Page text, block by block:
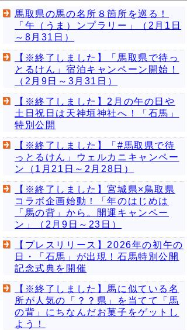
馬取県の馬の名所８箇所を巡る！
「午（うま）ンプラリー」（2月1日
～8月31日）
【※終了しました】「馬取県で待っ
とるけん」宿泊キャンペーン開始！
（2月9日～3月31日）
【※終了しました】2月の午の日や
土日祝日は天神垣神社へ！「石馬」
特別公開
【※終了しました】「#馬取県で待
っとるけん」ウェルカニキャンペー
ン（1月21日～2月28日）
【※終了しました】宮城県×鳥取県
コラボ企画始動！「年のはじめは
「馬の背」から。開運キャンペー
ン」（2月9日～23日）
【プレスリリース】2026年の初午の
日・「石馬」が出現！石馬特別公開
記念式典を開催
【※終了しました】馬に似ている名
所が人気の「？？県」を当てて「馬
の背」にちなんだお菓子をゲットし
よう！